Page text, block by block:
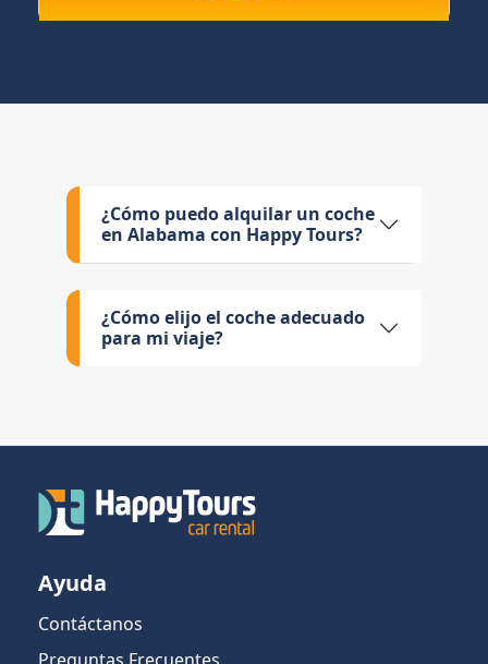
¿Cómo puedo alquilar un coche
en Alabama con Happy Tours?
¿Cómo elijo el coche adecuado
para mi viaje?
Ayuda
Contáctanos